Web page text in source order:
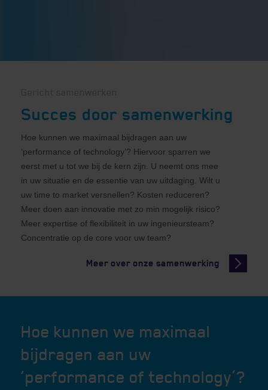
Succes door samenwerking
Hoe kunnen we maximaal bijdragen aan uw
‘performance of technology’? Hiervoor sparren we
eerst met u tot we bij de kern zijn. U neemt ons mee
in uw situatie en de essentie van uw uitdaging. Wilt u
uw time to market versnellen? Kosten reduceren?
Meer doen aan innovatie met zo min mogelijk risico?
Meer expertise of flexibiliteit in uw ingenieursteam?
Concentratie op de core voor uw team?
Meer over onze samenwerking
Hoe kunnen we maximaal
bijdragen aan uw
‘performance of technology’?